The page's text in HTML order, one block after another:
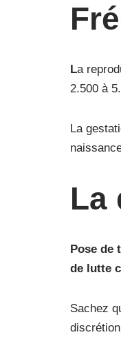
La
2.500 à
La
La
Pose de
de lutte
Sachez